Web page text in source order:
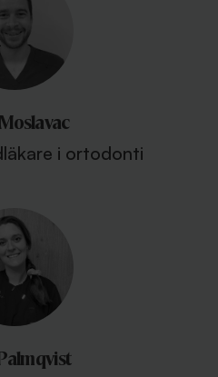
i ortodonti